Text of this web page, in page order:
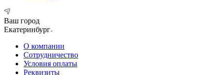
Ваш город
Екатеринбург
О компании
Сотрудничество
Условия оплаты
Реквизиты